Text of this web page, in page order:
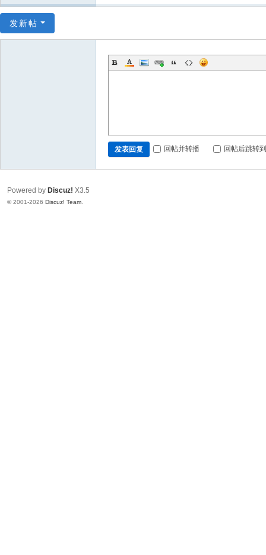
发新帖
发表回复 回帖并转播 回帖后跳转
Powered by Discuz! X3.5
© 2001-2026 Discuz! Team